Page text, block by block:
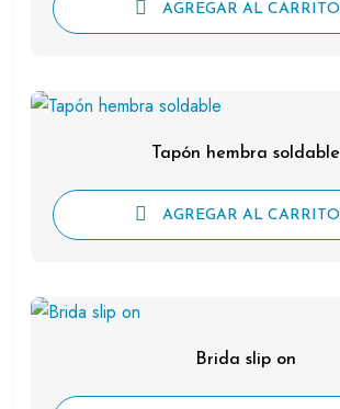
AGREGAR AL CARRITO
Tapón hembra soldable
AGREGAR AL CARRITO
Brida slip on